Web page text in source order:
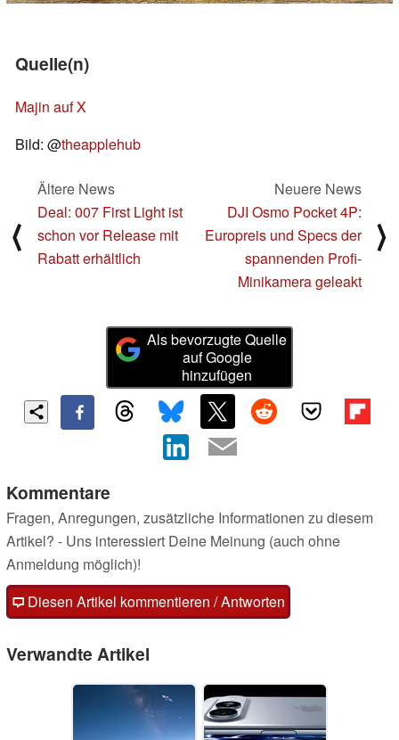
Quelle(n)
Majin auf X
Bild: @theapplehub
⟨
Ältere News
Deal: 007 First Light ist
schon vor Release mit
Rabatt erhältlich
Neuere News
DJI Osmo Pocket 4P:
Europreis und Specs der
spannenden Profi-
Minikamera geleakt
⟩
Als bevorzugte Quelle
auf Google
hinzufügen
Kommentare
Fragen, Anregungen, zusätzliche Informationen zu diesem
Artikel? - Uns interessiert Deine Meinung (auch ohne
Anmeldung möglich)!
Diesen Artikel kommentieren / Antworten
Verwandte Artikel